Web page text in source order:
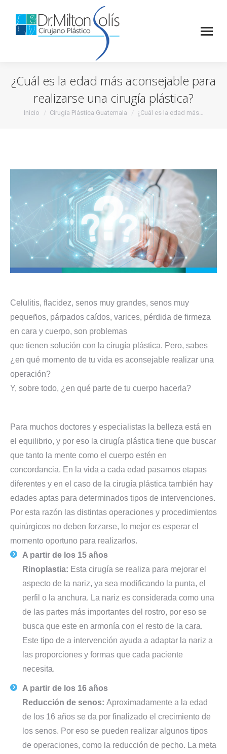
¿Cuál es la edad más aconsejable para
realizarse una cirugía plástica?
Estás aquí:
Inicio Cirugía Plástica Guatemala ¿Cuál es la edad más…
Celulitis, flacidez, senos muy grandes, senos muy
pequeños, párpados caídos, varices, pérdida de firmeza
en cara y cuerpo, son problemas
que tienen solución con la cirugía plástica. Pero, sabes
¿en qué momento de tu vida es aconsejable realizar una
operación?
Y, sobre todo, ¿en qué parte de tu cuerpo hacerla?
Para muchos doctores y especialistas la belleza está en
el equilibrio, y por eso la cirugía plástica tiene que buscar
que tanto la mente como el cuerpo estén en
concordancia. En la vida a cada edad pasamos etapas
diferentes y en el caso de la cirugía plástica también hay
edades aptas para determinados tipos de intervenciones.
Por esta razón las distintas operaciones y procedimientos
quirúrgicos no deben forzarse, lo mejor es esperar el
momento oportuno para realizarlos.
A partir de los 15 años
Rinoplastia: Esta cirugía se realiza para mejorar el
aspecto de la nariz, ya sea modificando la punta, el
perfil o la anchura. La nariz es considerada como una
de las partes más importantes del rostro, por eso se
busca que este en armonía con el resto de la cara.
Este tipo de a intervención ayuda a adaptar la nariz a
las proporciones y formas que cada paciente
necesita.
A partir de los 16 años
Reducción de senos: Aproximadamente a la edad
de los 16 años se da por finalizado el crecimiento de
los senos. Por eso se pueden realizar algunos tipos
de operaciones, como la reducción de pecho. La meta